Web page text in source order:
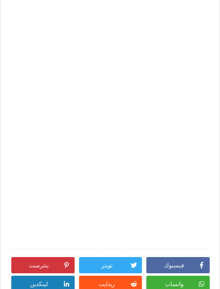
فيسبوك تويتر بنترست
واتساب ريدايت لينكدين